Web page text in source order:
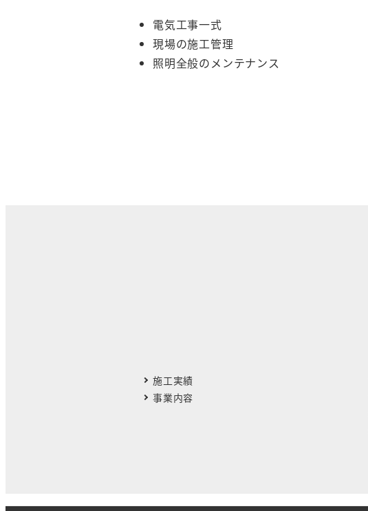
電気工事一式
現場の施工管理
照明全般のメンテナンス
施工実績
事業内容